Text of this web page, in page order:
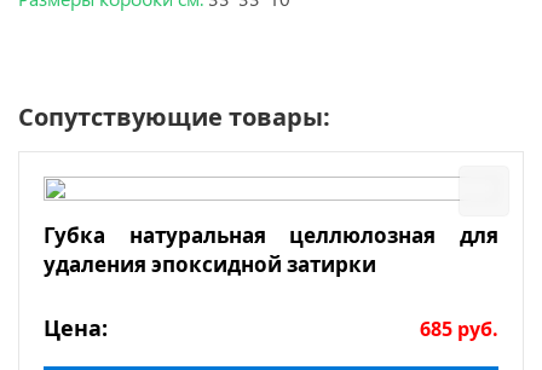
Сопутствующие товары:
Губка натуральная целлюлозная для
удаления эпоксидной затирки
Цена: 685 руб.